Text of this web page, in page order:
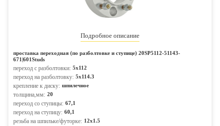
Подробное описание
проставка переходная (по разболтовке и ступице) 20SP5112-51143-
671|601Studs
переход с разболтовки: 5x112
переход на разболтовку: 5x114.3
крепление к диску: шпилечное
толщина,мм: 20
переход со ступицы: 67,1
переход на ступицу: 60,1
резьба на шпильке/футорке: 12x1.5